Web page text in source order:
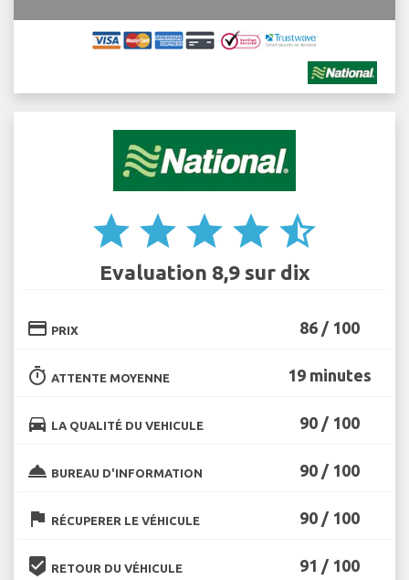
star star star star star_half
Evaluation 8,9 sur dix
credit_card PRIX 86 / 100
timer ATTENTE MOYENNE 19 minutes
directions_car LA QUALITÉ DU VEHICULE 90 / 100
room_service BUREAU D'INFORMATION 90 / 100
flag RÉCUPERER LE VÉHICULE 90 / 100
beenhere RETOUR DU VÉHICULE 91 / 100